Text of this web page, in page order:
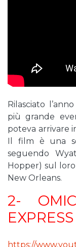
Rilasciato
più grande
poteva arrivare
Il film è una
seguendo
Hopper) sul loro
New Orleans.
2-
EXPRESS
https://